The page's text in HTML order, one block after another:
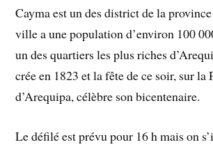
Cayma est un des district de la
ville a une population d’environ 100
un des quartiers les plus riches
crée en 1823 et la fête de ce soir, sur la
d’Arequipa, célèbre son bicentenaire.
Le défilé est prévu pour 16 h mais on